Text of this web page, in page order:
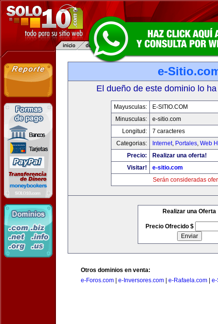
e-
El dueño de este dominio lo
Mayusculas:
E-SITIO.COM
Minusculas:
e-sitio.com
Longitud:
7 caracteres
Categorias:
Internet, Portales, Web
Precio:
Realizar una oferta!
Visitar!
e-sitio.com
Serán consideradas
Realizar una Oferta
Precio Ofrecido $
Otros dominios en venta:
e-Foros.com
e-Inversores.com e-Rafaela.com e-